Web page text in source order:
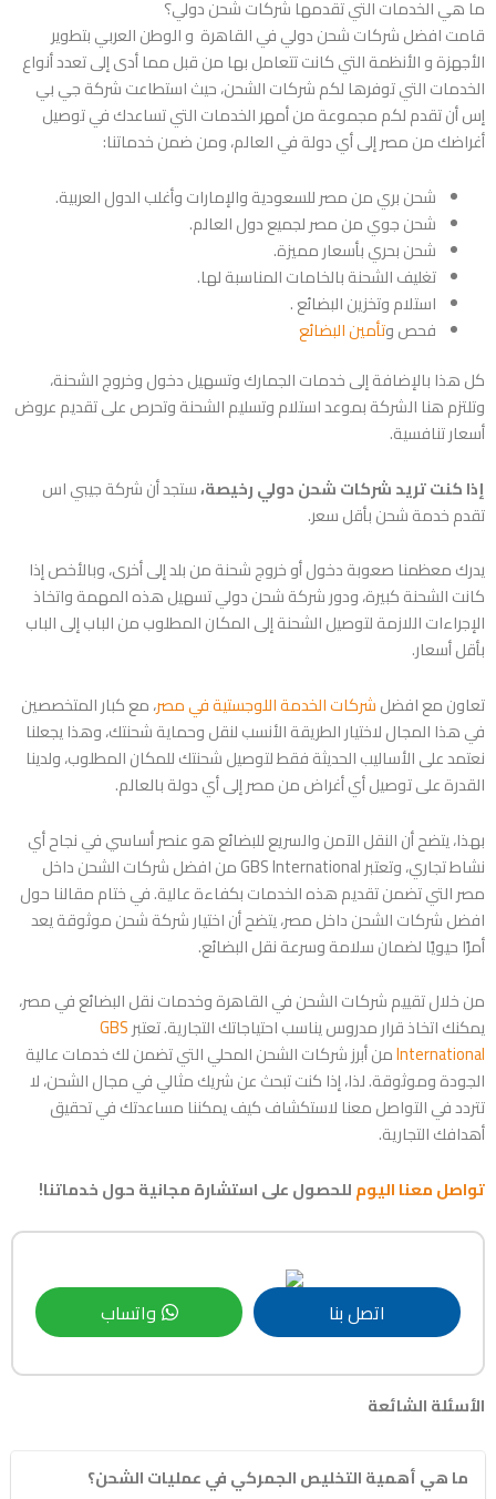
ما هي الخدمات التي تقدمها شركات شحن دولي؟
قامت افضل شركات شحن دولي في القاهرة و الوطن العربي بتطوير
الأجهزة و الأنظمة التي كانت تتعامل بها من قبل مما أدى إلى تعدد أنواع
الخدمات التي توفرها لكم شركات الشحن، حيث استطاعت شركة جي بي
إس أن تقدم لكم مجموعة من أمهر الخدمات التي تساعدك في توصيل
أغراضك من مصر إلى أي دولة في العالم، ومن ضمن خدماتنا:
شحن بري من مصر للسعودية والإمارات وأغلب الدول العربية.
شحن جوي من مصر لجميع دول العالم.
شحن بحري بأسعار مميزة.
تغليف الشحنة بالخامات المناسبة لها.
استلام وتخزين البضائع .
فحص وتأمين البضائع
كل هذا بالإضافة إلى خدمات الجمارك وتسهيل دخول وخروج الشحنة،
وتلتزم هنا الشركة بموعد استلام وتسليم الشحنة وتحرص على تقديم عروض
أسعار تنافسية.
إذا كنت تريد شركات شحن دولي رخيصة،ستجد أن شركة جيبي اس
تقدم خدمة شحن بأقل سعر.
يدرك معظمنا صعوبة دخول أو خروج شحنة من بلد إلى أخرى، وبالأخص إذا
كانت الشحنة كبيرة، ودور شركة شحن دولي تسهيل هذه المهمة واتخاذ
الإجراءات اللازمة لتوصيل الشحنة إلى المكان المطلوب من الباب إلى الباب
بأقل أسعار.
تعاون مع افضلشركات الخدمة اللوجستية في مصر، مع كبار المتخصصين
في هذا المجال لاختيار الطريقة الأنسب لنقل وحماية شحنتك، وهذا يجعلنا
نعتمد على الأساليب الحديثة فقط لتوصيل شحنتك للمكان المطلوب، ولدينا
القدرة على توصيل أي أغراض من مصر إلى أي دولة بالعالم.
بهذا، يتضح أن النقل الآمن والسريع للبضائع هو عنصر أساسي في نجاح أي
نشاط تجاري، وتعتبر GBS International من افضل شركات الشحن داخل
مصر التي تضمن تقديم هذه الخدمات بكفاءة عالية. في ختام مقالنا حول
افضل شركات الشحن داخل مصر، يتضح أن اختيار شركة شحن موثوقة يعد
أمرًا حيويًا لضمان سلامة وسرعة نقل البضائع.
من خلال تقييم شركات الشحن في القاهرة وخدمات نقل البضائع في مصر،
يمكنك اتخاذ قرار مدروس يناسب احتياجاتك التجارية. تعتبرGBS
Internationalمن أبرز شركات الشحن المحلي التي تضمن لك خدمات عالية
الجودة وموثوقة. لذا، إذا كنت تبحث عن شريك مثالي في مجال الشحن، لا
تتردد في التواصل معنا لاستكشاف كيف يمكننا مساعدتك في تحقيق
أهدافك التجارية.
تواصل معنا اليومللحصول على استشارة مجانية حول خدماتنا!
اتصل بنا واتساب
الأسئلة الشائعة
ما هي أهمية التخليص الجمركي في عمليات الشحن؟